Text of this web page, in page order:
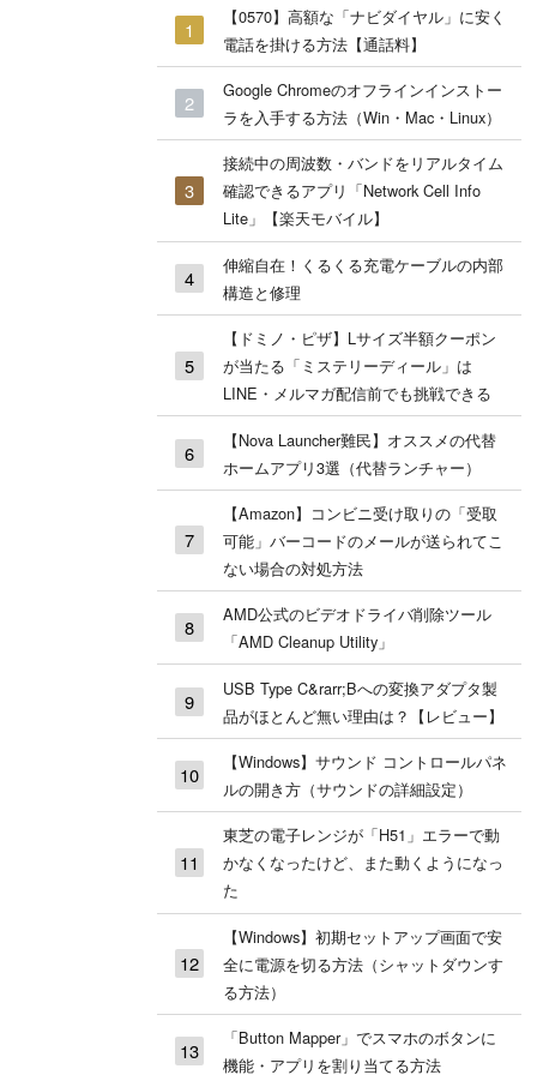
【0570】高額な「ナビダイヤル」に安く
電話を掛ける方法【通話料】
Google Chromeのオフラインインストー
ラを入手する方法（Win・Mac・Linux）
接続中の周波数・バンドをリアルタイム
確認できるアプリ「Network Cell Info
Lite」【楽天モバイル】
伸縮自在！くるくる充電ケーブルの内部
構造と修理
【ドミノ・ピザ】Lサイズ半額クーポン
が当たる「ミステリーディール」は
LINE・メルマガ配信前でも挑戦できる
【Nova Launcher難民】オススメの代替
ホームアプリ3選（代替ランチャー）
【Amazon】コンビニ受け取りの「受取
可能」バーコードのメールが送られてこ
ない場合の対処方法
AMD公式のビデオドライバ削除ツール
「AMD Cleanup Utility」
USB Type C&rarr;Bへの変換アダプタ製
品がほとんど無い理由は？【レビュー】
【Windows】サウンド コントロールパネ
ルの開き方（サウンドの詳細設定）
東芝の電子レンジが「H51」エラーで動
かなくなったけど、また動くようになっ
た
【Windows】初期セットアップ画面で安
全に電源を切る方法（シャットダウンす
る方法）
「Button Mapper」でスマホのボタンに
機能・アプリを割り当てる方法